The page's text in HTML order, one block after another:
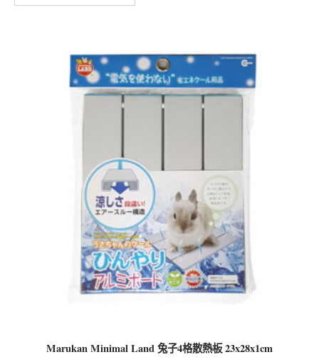
Marukan Minimal Land 兔子4格散熱板 23x28x1cm